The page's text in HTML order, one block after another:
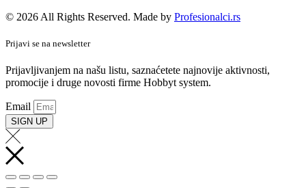
© 2026 All Rights Reserved. Made by Profesionalci.rs
Prijavi se na newsletter
Prijavljivanjem na našu listu, saznaćetete najnovije aktivnosti,
promocije i druge novosti firme Hobbyt system.
Email
SIGN UP